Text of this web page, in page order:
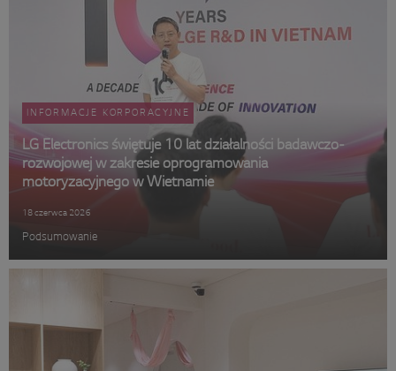
INFORMACJE KORPORACYJNE
LG Electronics świętuje 10 lat działalności badawczo-
rozwojowej w zakresie oprogramowania
motoryzacyjnego w Wietnamie
18 czerwca 2026
Podsumowanie